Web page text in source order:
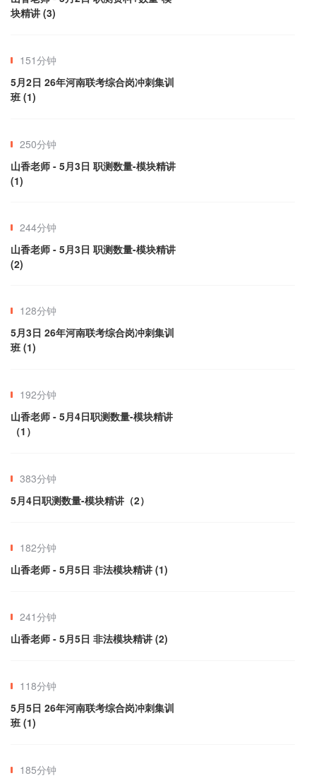
块精讲 (3)
151分钟
5月2日 26年河南联考综合岗冲刺集训
班 (1)
250分钟
山香老师 - 5月3日 职测数量-模块精讲
(1)
244分钟
山香老师 - 5月3日 职测数量-模块精讲
(2)
128分钟
5月3日 26年河南联考综合岗冲刺集训
班 (1)
192分钟
山香老师 - 5月4日职测数量-模块精讲
（1）
383分钟
5月4日职测数量-模块精讲（2）
182分钟
山香老师 - 5月5日 非法模块精讲 (1)
241分钟
山香老师 - 5月5日 非法模块精讲 (2)
118分钟
5月5日 26年河南联考综合岗冲刺集训
班 (1)
185分钟